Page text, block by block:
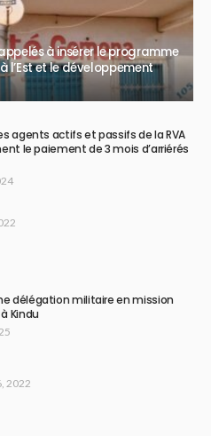
à insérer le programme
l’Est et le développement
agents actifs et passifs de la RVA
le paiement de 3 mois d’arriérés
délégation militaire en mission
Kindu
2022